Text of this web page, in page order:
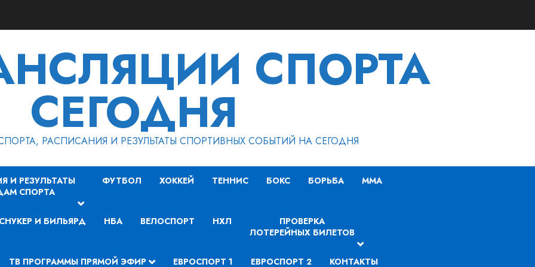
СПОРТА
СЕГОДНЯ
РАСПИСАНИЯ И РЕЗУЛЬТАТЫ СПОРТИВНЫХ СОБЫТИЙ НА СЕГОДНЯ
И РЕЗУЛЬТАТЫ
СПОРТА
ФУТБОЛ ХОККЕЙ ТЕННИС БОКС БОРЬБА MMA
СНУКЕР И БИЛЬЯРД НБА ВЕЛОСПОРТ НХЛ
ПРОВЕРКА
ЛОТЕРЕЙНЫХ БИЛЕТОВ
ТВ ПРОГРАММЫ ПРЯМОЙ ЭФИР ЕВРОСПОРТ 1 ЕВРОСПОРТ 2 КОНТАКТЫ